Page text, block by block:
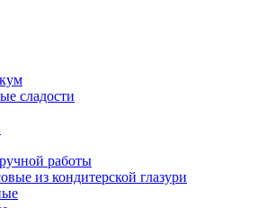
сладости
работы
из кондитерской глазури